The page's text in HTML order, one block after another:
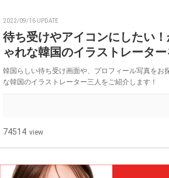
2022/09/16 UPDATE
待ち受けやアイコンにしたい
ゃれな韓国のイラストレータ
韓国らしい待ち受け画面や、プロフィール写真をお
な韓国のイラストレーター三人をご紹介します！
74514 view